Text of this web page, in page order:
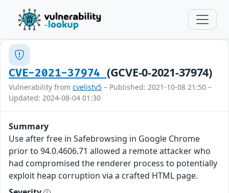
CVE-2021-37974 (GCVE-0-2021-37974)
Vulnerability from cvelistv5 – Published: 2021-10-08 21:50 –
Updated: 2024-08-04 01:30
Summary
Use after free in Safebrowsing in Google Chrome
prior to 94.0.4606.71 allowed a remote attacker who
had compromised the renderer process to potentially
exploit heap corruption via a crafted HTML page.